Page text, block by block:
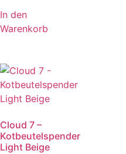
In den
Warenkorb
Cloud 7 –
Kotbeutelspender
Light Beige